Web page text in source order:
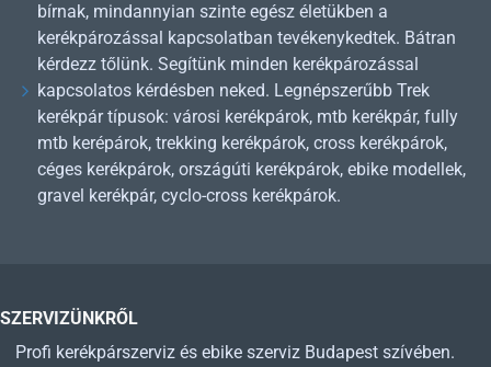
bírnak, mindannyian szinte egész életükben a
kerékpározással kapcsolatban tevékenykedtek. Bátran
kérdezz tőlünk. Segítünk minden kerékpározással
kapcsolatos kérdésben neked. Legnépszerűbb Trek
kerékpár típusok: városi kerékpárok, mtb kerékpár, fully
mtb kerépárok, trekking kerékpárok, cross kerékpárok,
céges kerékpárok, országúti kerékpárok, ebike modellek,
gravel kerékpár, cyclo-cross kerékpárok.
SZERVIZÜNKRŐL
Profi kerékpárszerviz és ebike szerviz Budapest szívében.